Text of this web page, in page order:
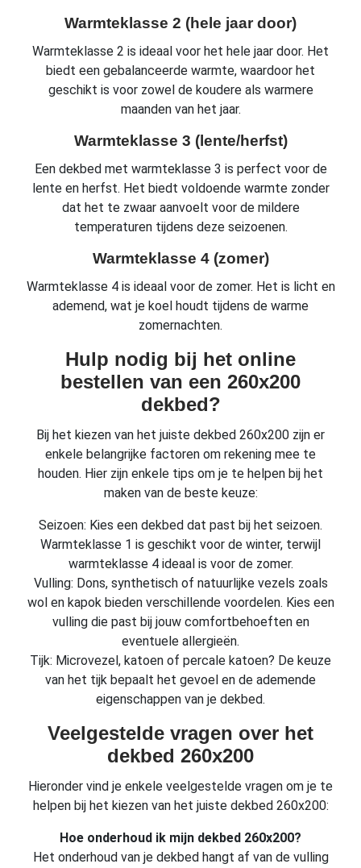
Warmteklasse 2 (hele jaar door)
Warmteklasse 2 is ideaal voor het hele jaar door. Het
biedt een gebalanceerde warmte, waardoor het
geschikt is voor zowel de koudere als warmere
maanden van het jaar.
Warmteklasse 3 (lente/herfst)
Een dekbed met warmteklasse 3 is perfect voor de
lente en herfst. Het biedt voldoende warmte zonder
dat het te zwaar aanvoelt voor de mildere
temperaturen tijdens deze seizoenen.
Warmteklasse 4 (zomer)
Warmteklasse 4 is ideaal voor de zomer. Het is licht en
ademend, wat je koel houdt tijdens de warme
zomernachten.
Hulp nodig bij het online
bestellen van een 260x200
dekbed?
Bij het kiezen van het juiste dekbed 260x200 zijn er
enkele belangrijke factoren om rekening mee te
houden. Hier zijn enkele tips om je te helpen bij het
maken van de beste keuze:
Seizoen: Kies een dekbed dat past bij het seizoen.
Warmteklasse 1 is geschikt voor de winter, terwijl
warmteklasse 4 ideaal is voor de zomer.
Vulling: Dons, synthetisch of natuurlijke vezels zoals
wol en kapok bieden verschillende voordelen. Kies een
vulling die past bij jouw comfortbehoeften en
eventuele allergieën.
Tijk: Microvezel, katoen of percale katoen? De keuze
van het tijk bepaalt het gevoel en de ademende
eigenschappen van je dekbed.
Veelgestelde vragen over het
dekbed 260x200
Hieronder vind je enkele veelgestelde vragen om je te
helpen bij het kiezen van het juiste dekbed 260x200:
Hoe onderhoud ik mijn dekbed 260x200?
Het onderhoud van je dekbed hangt af van de vulling